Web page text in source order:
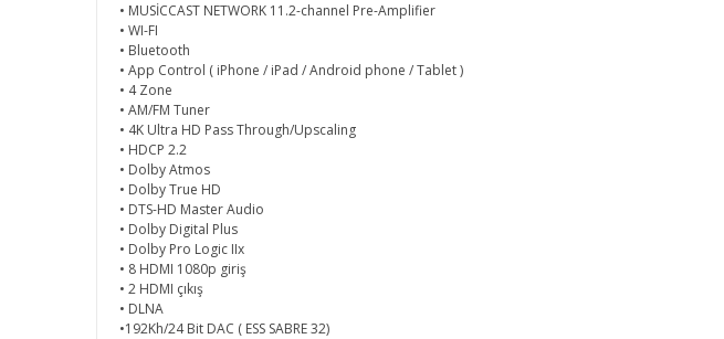
• MUSİCCAST NETWORK 11.2-channel Pre-Amplifier
• WI-FI
• Bluetooth
• App Control ( iPhone / iPad / Android phone / Tablet )
• 4 Zone
• AM/FM Tuner
• 4K Ultra HD Pass Through/Upscaling
• HDCP 2.2
• Dolby Atmos
• Dolby True HD
• DTS-HD Master Audio
• Dolby Digital Plus
• Dolby Pro Logic IIx
• 8 HDMI 1080p giriş
• 2 HDMI çıkış
• DLNA
•192Kh/24 Bit DAC ( ESS SABRE 32)